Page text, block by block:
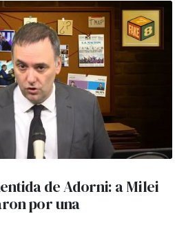
de Adorni: a Milei
por una